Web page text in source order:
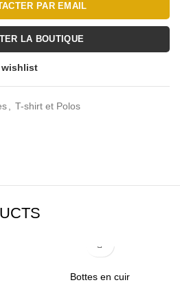
PAR EMAIL
LA BOUTIQUE
T-shirt et Polos
Bottes en cuir